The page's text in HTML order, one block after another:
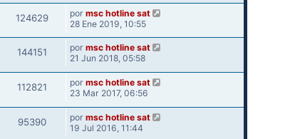
124629 por msc hotline sat
28 Ene 2019, 10:55
144151 por msc hotline sat
21 Jun 2018, 05:58
112821 por msc hotline sat
23 Mar 2017, 06:56
95390 por msc hotline sat
19 Jul 2016, 11:44